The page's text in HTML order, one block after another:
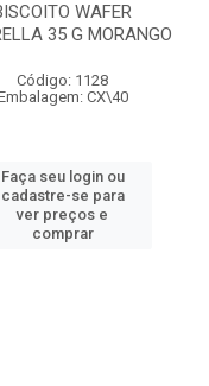
WAFER
35 G MORANGO
Código: 1128
CX\40
Faça seu login ou
cadastre-se para
ver preços e
comprar